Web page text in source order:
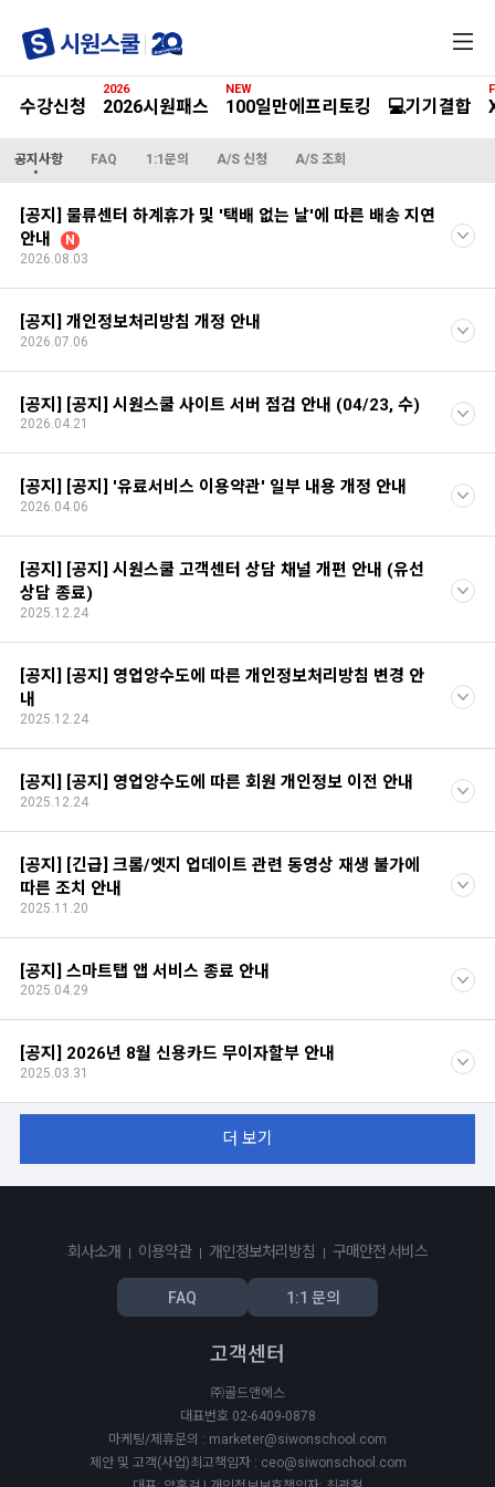
메
수강신청 2026시원패스
2026
100일만에프리토킹
NEW
💻기기결합
공지사항 FAQ 1:1문의 A/S 신청 A/S 조회
[공지] 물류센터 하계휴가 및 '택배 없는 날'에 따른 배송 지연
안내
N
2026.08.03
[공지] 개인정보처리방침 개정 안내
2026.07.06
[공지] [공지] 시원스쿨 사이트 서버 점검 안내 (04/23, 수)
2026.04.21
[공지] [공지] '유료서비스 이용약관' 일부 내용 개정 안내
2026.04.06
[공지] [공지] 시원스쿨 고객센터 상담 채널 개편 안내 (유선
상담 종료)
2025.12.24
[공지] [공지] 영업양수도에 따른 개인정보처리방침 변경 안
내
2025.12.24
[공지] [공지] 영업양수도에 따른 회원 개인정보 이전 안내
2025.12.24
[공지] [긴급] 크롬/엣지 업데이트 관련 동영상 재생 불가에
따른 조치 안내
2025.11.20
[공지] 스마트탭 앱 서비스 종료 안내
2025.04.29
[공지] 2026년 8월 신용카드 무이자할부 안내
2025.03.31
더 보기
회사소개 이용약관 개인정보처리방침 구매안전 서비스
FAQ 1:1 문의
고객센터
㈜골드앤에스
대표번호 02-6409-0878
마케팅/제휴문의 : marketer@siwonschool.com
제안 및 고객(사업)최고책임자 : ceo@siwonschool.com